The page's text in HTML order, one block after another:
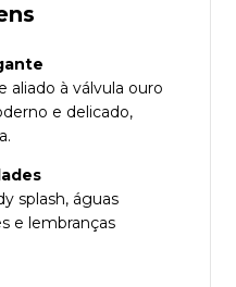
aliado à válvula ouro
e delicado,
splash, águas
e lembranças